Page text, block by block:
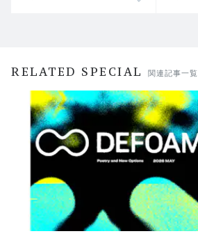
RELATED SPECIAL 関連記事一覧